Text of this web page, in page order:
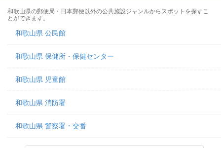
和歌山県の郵便局・日本郵便以外の公共施設ジャンルからスポットを探すこ
とができます。
和歌山県 公民館
和歌山県 保健所・保健センター
和歌山県 児童館
和歌山県 消防署
和歌山県 警察署・交番